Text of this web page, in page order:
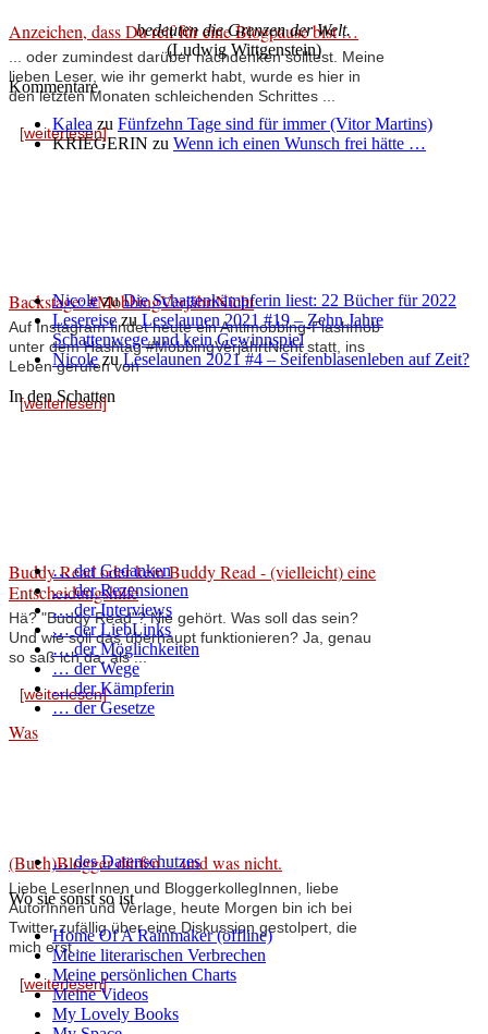
Anzeichen, dass Du reif für eine Blogpause bist …
... oder zumindest darüber nachdenken solltest. Meine
lieben Leser, wie ihr gemerkt habt, wurde es hier in
den letzten Monaten schleichenden Schrittes ...
[weiterlesen]
Backstage: #MobbingVerjährtNicht
Auf Instagram findet heute ein Antimobbing-Flashmob
unter dem Hashtag #MobbingVerjährtNicht statt, ins
Leben gerufen von
[weiterlesen]
Buddy Read oder kein Buddy Read - (vielleicht) eine
Entscheidungshilfe
Hä? "Buddy Read"? Nie gehört. Was soll das sein?
Und wie soll das überhaupt funktionieren? Ja, genau
so saß ich da, als ...
[weiterlesen]
Was
(Buch)Blogger dürfen ... und was nicht.
Liebe LeserInnen und BloggerkollegInnen, liebe
AutorInnen und Verlage, heute Morgen bin ich bei
Twitter zufällig über eine Diskussion gestolpert, die
mich erst ...
[weiterlesen]
bedeuten die Grenzen der Welt.
(Ludwig Wittgenstein)
Kommentare
Kalea zu Fünfzehn Tage sind für immer (Vitor Martins)
KRIEGERIN zu Wenn ich einen Wunsch frei hätte …
NicolezuDie Schattenkämpferin liest: 22 Bücher für 2022
Lesereisezu Leselaunen 2021 #19 – Zehn Jahre
Schattenwege und kein Gewinnspiel
Nicole zu Leselaunen 2021 #4 – Seifenblasenleben auf Zeit?
In den Schatten
… der Gedanken
… der Rezensionen
… der Interviews
… der LiebLinks
… der Möglichkeiten
… der Wege
… der Kämpferin
… der Gesetze
… des Datenschutzes
Wo sie sonst so ist
Home Of A Rainmaker (offline)
Meine literarischen Verbrechen
Meine persönlichen Charts
Meine Videos
My Lovely Books